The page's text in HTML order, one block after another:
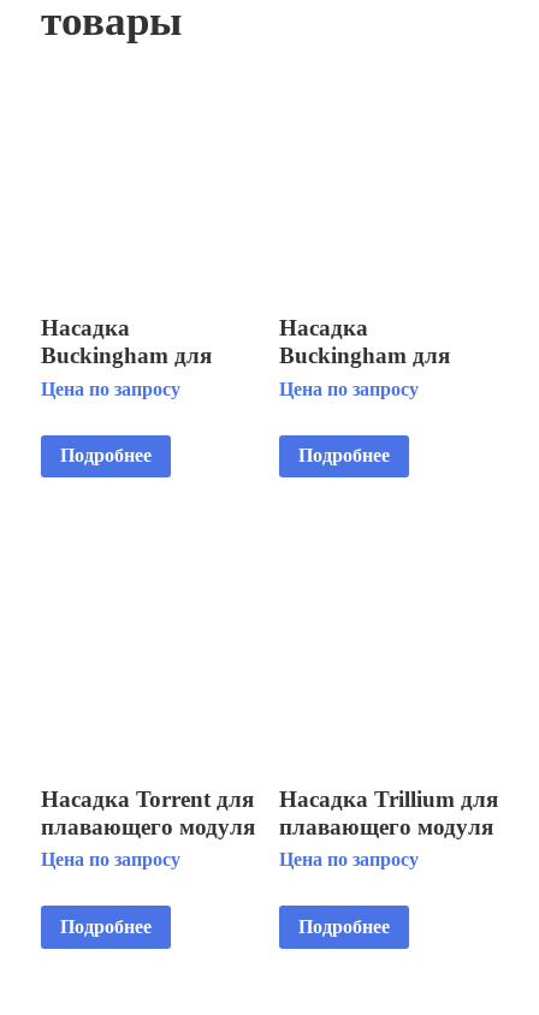
товары
Насадка
Buckingham для
плавающего модуля
Fountain 5 HP
Цена по запросу
Подробнее
Насадка
Buckingham для
плавающего модуля
Fountain 3 HP
Цена по запросу
Подробнее
Насадка Torrent для
плавающего модуля
Floating Display
Цена по запросу
Подробнее
Насадка Trillium для
плавающего модуля
Floating Display
STG
Цена по запросу
Подробнее